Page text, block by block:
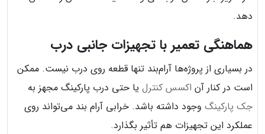
دهد.
هماهنگی تعمیر با تجهیزات جانبی درب
در بسیاری از پروژه‌ها آرام‌بند تنها قطعه روی درب نیست. ممکن
است در کنار آن اکسس کنترل یا حتی درب پارکینگ مجهز به
جک پارکینگ وجود داشته باشد. خرابی آرام بند می‌تواند روی
عملکرد این تجهیزات هم تأثیر بگذارد.